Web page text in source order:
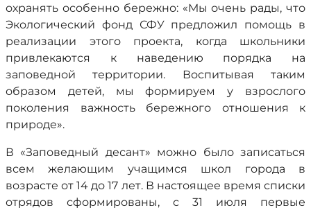
охранять особенно бережно: «Мы очень рады, что
Экологический фонд СФУ предложил помощь в
реализации этого проекта, когда школьники
привлекаются к наведению порядка на
заповедной территории. Воспитывая таким
образом детей, мы формируем у взрослого
поколения важность бережного отношения к
природе».
В «Заповедный десант» можно было записаться
всем желающим учащимся школ города в
возрасте от 14 до 17 лет. В настоящее время списки
отрядов сформированы, с 31 июля первые